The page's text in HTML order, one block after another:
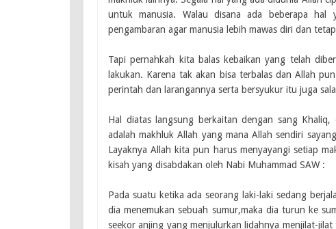
untuk manusia. Walau disana ada beberapa hal
pengambaran agar manusia lebih mawas diri dan
Tapi pernahkah kita balas kebaikan yang telah
lakukan. Karena tak akan bisa terbalas dan Allah
perintah dan larangannya serta bersyukur itu juga
Hal diatas langsung berkaitan dengan sang
adalah makhluk Allah yang mana Allah sendiri
Layaknya Allah kita pun harus menyayangi setiap
kisah yang disabdakan oleh Nabi Muhammad SAW :
Pada suatu ketika ada seorang laki-laki sedang
dia menemukan sebuah sumur,maka dia turun ke
seekor anjing yang menjulurkan lidahnya menjilat-